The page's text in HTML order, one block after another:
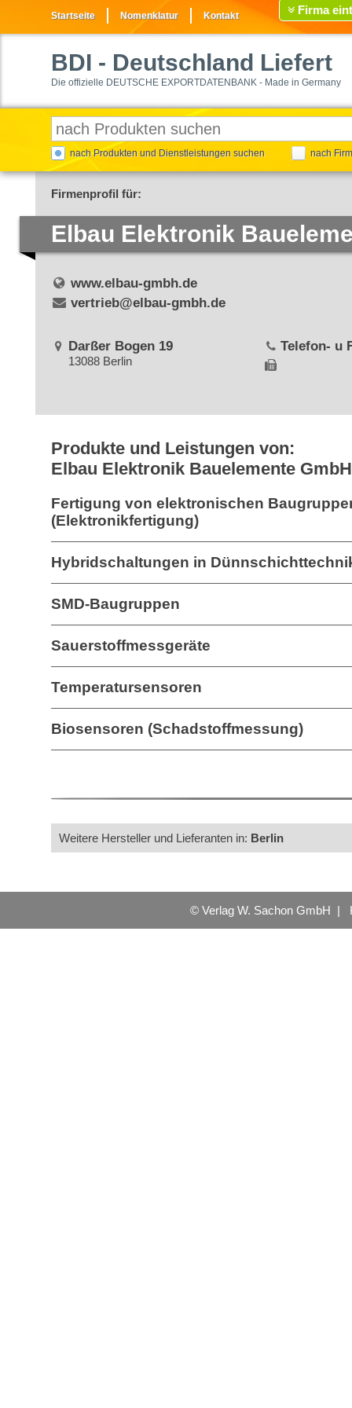
Startseite Nomenklatur Kontakt Firma
BDI - Deutschland Liefert
Die offizielle DEUTSCHE EXPORTDATENBANK - Made in Germany
nach Produkten und Dienstleistungen suchen nach
Firmenprofil für:
Elbau Elektronik
www.elbau-gmbh.de
vertrieb@elbau-gmbh.de
Darßer Bogen 19
13088 Berlin
Telefon- u
Produkte und Leistungen von:
Elbau Elektronik Bauelemente GmbH
Fertigung von elektronischen
(Elektronikfertigung)
Hybridschaltungen in
SMD-Baugruppen
Sauerstoffmessgeräte
Temperatursensoren
Biosensoren (Schadstoffmessung)
Weitere Hersteller und Lieferanten in: Berlin
© Verlag W. Sachon GmbH |